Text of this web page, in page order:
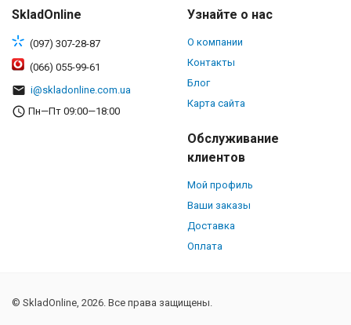
SkladOnline
(097) 307-28-87
(066) 055-99-61
i@skladonline.com.ua
Пн—Пт 09:00—18:00
Узнайте о нас
О компании
Контакты
Блог
Карта сайта
Обслуживание
клиентов
Мой профиль
Ваши заказы
Доставка
Оплата
© SkladOnline, 2026. Все права защищены.